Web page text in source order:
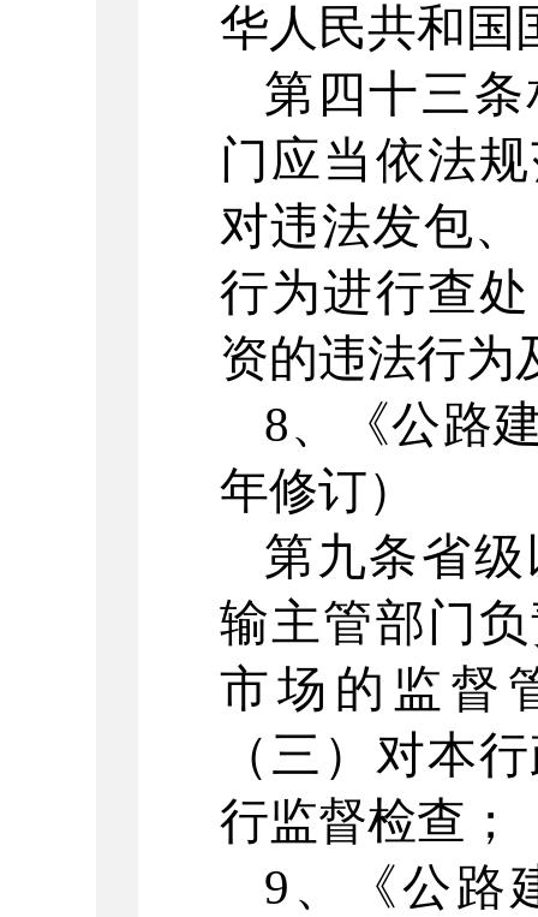
华人民共和国
第四十三
门应当依法
对违法发包、
行为进行查
资的违法行为
8、《公路
年修订）
第九条省
输主管部门
市场的监督
（三）对本
行监督检查；
9 、《公路